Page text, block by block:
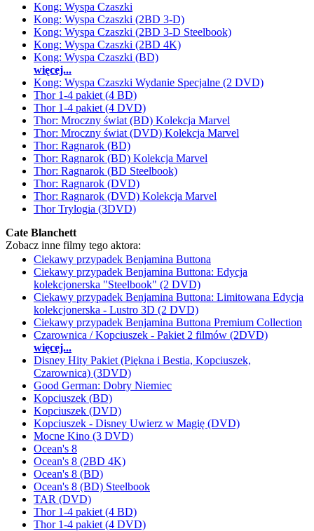
Kong: Wyspa Czaszki
Kong: Wyspa Czaszki (2BD 3-D)
Kong: Wyspa Czaszki (2BD 3-D Steelbook)
Kong: Wyspa Czaszki (2BD 4K)
Kong: Wyspa Czaszki (BD)
więcej...
Kong: Wyspa Czaszki Wydanie Specjalne (2 DVD)
Thor 1-4 pakiet (4 BD)
Thor 1-4 pakiet (4 DVD)
Thor: Mroczny świat (BD) Kolekcja Marvel
Thor: Mroczny świat (DVD) Kolekcja Marvel
Thor: Ragnarok (BD)
Thor: Ragnarok (BD) Kolekcja Marvel
Thor: Ragnarok (BD Steelbook)
Thor: Ragnarok (DVD)
Thor: Ragnarok (DVD) Kolekcja Marvel
Thor Trylogia (3DVD)
Cate Blanchett
Zobacz inne filmy tego aktora:
Ciekawy przypadek Benjamina Buttona
Ciekawy przypadek Benjamina Buttona: Edycja
kolekcjonerska "Steelbook" (2 DVD)
Ciekawy przypadek Benjamina Buttona: Limitowana Edycja
kolekcjonerska - Lustro 3D (2 DVD)
Ciekawy przypadek Benjamina Buttona Premium Collection
Czarownica / Kopciuszek - Pakiet 2 filmów (2DVD)
więcej...
Disney Hity Pakiet (Piękna i Bestia, Kopciuszek,
Czarownica) (3DVD)
Good German: Dobry Niemiec
Kopciuszek (BD)
Kopciuszek (DVD)
Kopciuszek - Disney Uwierz w Magię (DVD)
Mocne Kino (3 DVD)
Ocean's 8
Ocean's 8 (2BD 4K)
Ocean's 8 (BD)
Ocean's 8 (BD) Steelbook
TAR (DVD)
Thor 1-4 pakiet (4 BD)
Thor 1-4 pakiet (4 DVD)